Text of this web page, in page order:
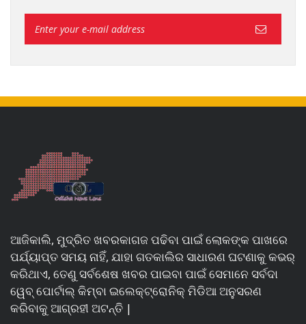
ଆଜିକାଲି, ମୁଦ୍ରିତ ଖବରକାଗଜ ପଢିବା ପାଇଁ ଲୋକଙ୍କ ପାଖରେ
ପର୍ଯ୍ୟାପ୍ତ ସମୟ ନାହିଁ, ଯାହା ଗତକାଲିର ସାଧାରଣ ଘଟଣାକୁ କଭର୍
କରିଥାଏ, ତେଣୁ ସର୍ବଶେଷ ଖବର ପାଇବା ପାଇଁ ସେମାନେ ସର୍ବଦା
ୱେବ୍ ପୋର୍ଟାଲ୍ କିମ୍ବା ଇଲେକ୍ଟ୍ରୋନିକ୍ ମିଡିଆ ଅନୁସରଣ
କରିବାକୁ ଆଗ୍ରହୀ ଅଟନ୍ତି |